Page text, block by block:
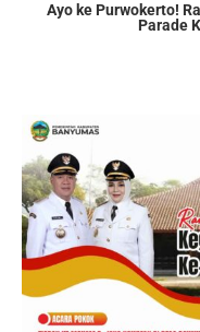
Ayo ke Purwokerto!
Parade